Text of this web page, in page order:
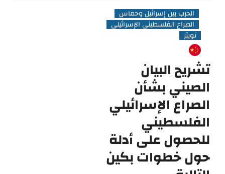
الحرب بين إسرائيل وحماس
الصراع الفلسطيني الإسرائيلي
تويتر
تشريح البيان
الصيني بشأن
الصراع الإسرائيلي
الفلسطيني
للحصول على أدلة
حول خطوات بكين